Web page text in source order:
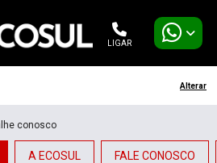
LIGAR
Alterar
conosco
A ECOSUL FALE CONOSCO